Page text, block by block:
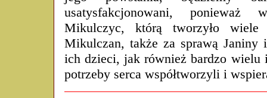
usatysfakcjonowani, ponieważ
Mikulczyc, którą tworzyło wiele
Mikulczan, także za sprawą Janiny
ich dzieci, jak również bardzo wielu
potrzeby serca współtworzyli i